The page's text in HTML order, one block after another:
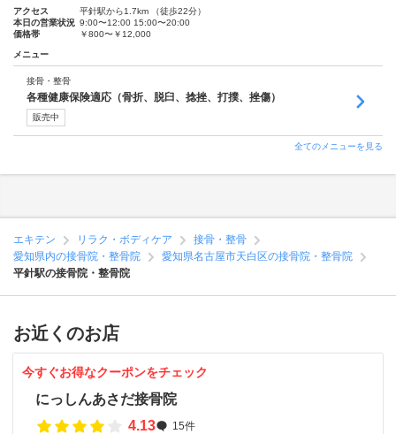
アクセス
平針駅から1.7km （徒歩22分）
本日の営業状況 9:00〜12:00 15:00〜20:00
価格帯
￥800〜￥12,000
メニュー
接骨・整骨
各種健康保険適応（骨折、脱臼、捻挫、打撲、挫傷）
販売中
全てのメニューを見る
エキテン リラク・ボディケア
接骨・整骨
愛知県内の接骨院・整骨院
愛知県名古屋市天白区の接骨院・整骨院
平針駅の接骨院・整骨院
お近くのお店
今すぐお得なクーポンをチェック
にっしんあさだ接骨院
4.13
15件